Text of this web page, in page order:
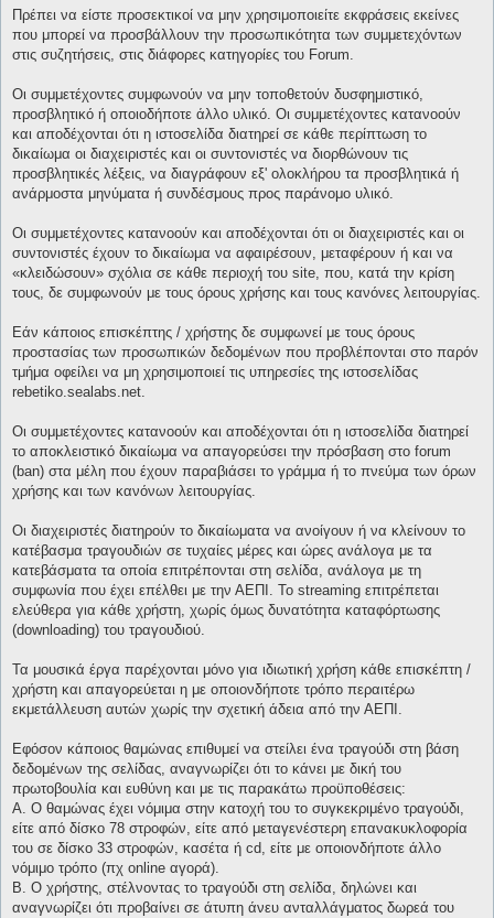
Πρέπει να είστε προσεκτικοί να μην χρησιμοποιείτε εκφράσεις εκείνες
που μπορεί να προσβάλλουν την προσωπικότητα των συμμετεχόντων
στις συζητήσεις, στις διάφορες κατηγορίες του Forum.
Οι συμμετέχοντες συμφωνούν να μην τοποθετούν δυσφημιστικό,
προσβλητικό ή οποιοδήποτε άλλο υλικό. Οι συμμετέχοντες κατανοούν
και αποδέχονται ότι η ιστοσελίδα διατηρεί σε κάθε περίπτωση το
δικαίωμα οι διαχειριστές και οι συντονιστές να διορθώνουν τις
προσβλητικές λέξεις, να διαγράφουν εξ' ολοκλήρου τα προσβλητικά ή
ανάρμοστα μηνύματα ή συνδέσμους προς παράνομο υλικό.
Οι συμμετέχοντες κατανοούν και αποδέχονται ότι οι διαχειριστές και οι
συντονιστές έχουν το δικαίωμα να αφαιρέσουν, μεταφέρουν ή και να
«κλειδώσουν» σχόλια σε κάθε περιοχή του site, που, κατά την κρίση
τους, δε συμφωνούν με τους όρους χρήσης και τους κανόνες λειτουργίας.
Εάν κάποιος επισκέπτης / χρήστης δε συμφωνεί με τους όρους
προστασίας των προσωπικών δεδομένων που προβλέπονται στο παρόν
τμήμα οφείλει να μη χρησιμοποιεί τις υπηρεσίες της ιστοσελίδας
rebetiko.sealabs.net.
Οι συμμετέχοντες κατανοούν και αποδέχονται ότι η ιστοσελίδα διατηρεί
το αποκλειστικό δικαίωμα να απαγορεύσει την πρόσβαση στο forum
(ban) στα μέλη που έχουν παραβιάσει το γράμμα ή το πνεύμα των όρων
χρήσης και των κανόνων λειτουργίας.
Οι διαχειριστές διατηρούν το δικαίωματα να ανοίγουν ή να κλείνουν το
κατέβασμα τραγουδιών σε τυχαίες μέρες και ώρες ανάλογα με τα
κατεβάσματα τα οποία επιτρέπονται στη σελίδα, ανάλογα με τη
συμφωνία που έχει επέλθει με την ΑΕΠΙ. Το streaming επιτρέπεται
ελεύθερα για κάθε χρήστη, χωρίς όμως δυνατότητα καταφόρτωσης
(downloading) του τραγουδιού.
Τα μουσικά έργα παρέχονται μόνο για ιδιωτική χρήση κάθε επισκέπτη /
χρήστη και απαγορεύεται η με οποιονδήποτε τρόπο περαιτέρω
εκμετάλλευση αυτών χωρίς την σχετική άδεια από την ΑΕΠΙ.
Εφόσον κάποιος θαμώνας επιθυμεί να στείλει ένα τραγούδι στη βάση
δεδομένων της σελίδας, αναγνωρίζει ότι το κάνει με δική του
πρωτοβουλία και ευθύνη και με τις παρακάτω προϋποθέσεις:
Α. Ο θαμώνας έχει νόμιμα στην κατοχή του το συγκεκριμένο τραγούδι,
είτε από δίσκο 78 στροφών, είτε από μεταγενέστερη επανακυκλοφορία
του σε δίσκο 33 στροφών, κασέτα ή cd, είτε με οποιονδήποτε άλλο
νόμιμο τρόπο (πχ online αγορά).
Β. Ο χρήστης, στέλνοντας το τραγούδι στη σελίδα, δηλώνει και
αναγνωρίζει ότι προβαίνει σε άτυπη άνευ ανταλλάγματος δωρεά του